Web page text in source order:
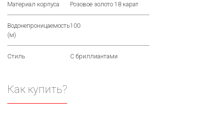
Материал корпуса Розовое золото 18 карат
Водонепроницаемость
(м)
100
Стиль С бриллиантами
Как купить?